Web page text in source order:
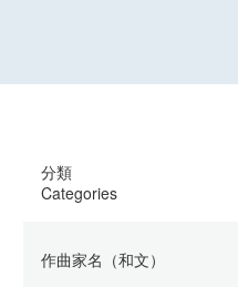
分類
Categories
作曲家名（和文）